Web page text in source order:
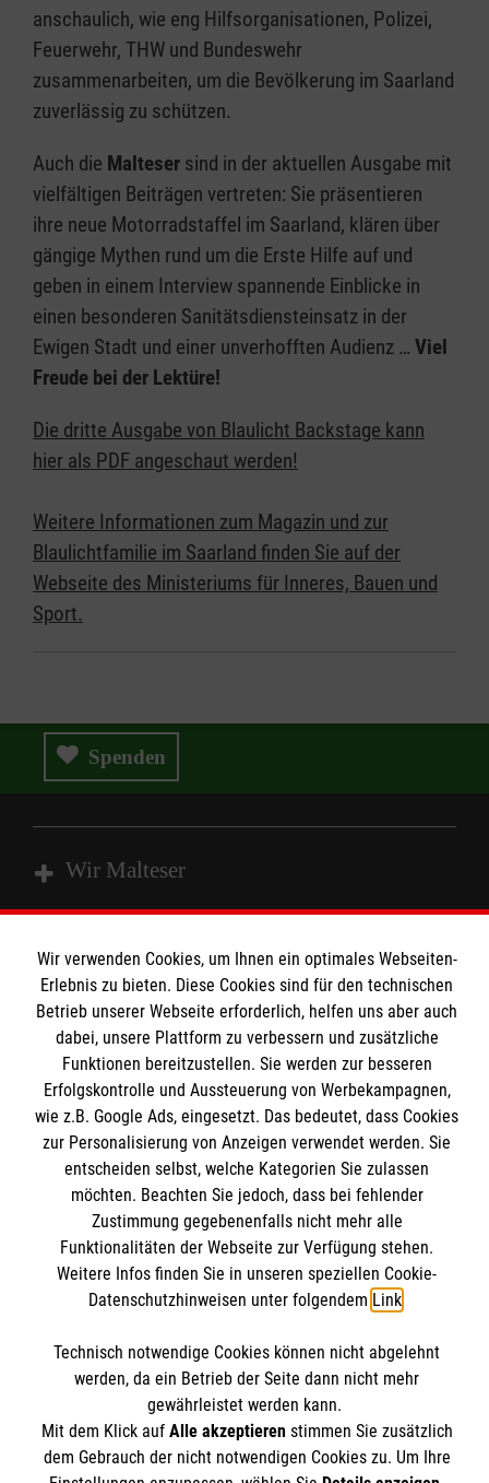
anschaulich, wie eng Hilfsorganisationen, Polizei,
Feuerwehr, THW und Bundeswehr
zusammenarbeiten, um die Bevölkerung im Saarland
zuverlässig zu schützen.
Auch die Malteser sind in der aktuellen Ausgabe mit
vielfältigen Beiträgen vertreten: Sie präsentieren
ihre neue Motorradstaffel im Saarland, klären über
gängige Mythen rund um die Erste Hilfe auf und
geben in einem Interview spannende Einblicke in
einen besonderen Sanitätsdiensteinsatz in der
Ewigen Stadt und einer unverhofften Audienz … Viel
Freude bei der Lektüre!
Die dritte Ausgabe von Blaulicht Backstage kann
hier als PDF angeschaut werden!
Weitere Informationen zum Magazin und zur
Blaulichtfamilie im Saarland finden Sie auf der
Webseite des Ministeriums für Inneres, Bauen und
Sport.
Spenden
Wir Malteser
Angebote & Leistungen
Kursangebote
Mitarbeiten & Stellenangebote
Wir Malteser
Informationen
Kontakt
Presse und Medien
Transparenz
Impressum
Datenschutz
Malteser online
Malteserorden
Malteser Jugend
Malteser International
Mediathek
Spendenkonto
Empfänger: Malteser Hilfsdienst e.V.
IBAN: DE68 3706 0193 4006 4700 20
BIC: GENODED 1PA7
Soziale Netzwerke
Der Malteser Hilfsdienst e.V. ist als eingetragene
Wir verwenden Cookies, um Ihnen ein optimales Webseiten-
Erlebnis zu bieten. Diese Cookies sind für den technischen
Betrieb unserer Webseite erforderlich, helfen uns aber auch
dabei, unsere Plattform zu verbessern und zusätzliche
Funktionen bereitzustellen. Sie werden zur besseren
Erfolgskontrolle und Aussteuerung von Werbekampagnen,
wie z.B. Google Ads, eingesetzt. Das bedeutet, dass Cookies
zur Personalisierung von Anzeigen verwendet werden. Sie
entscheiden selbst, welche Kategorien Sie zulassen
möchten. Beachten Sie jedoch, dass bei fehlender
Zustimmung gegebenenfalls nicht mehr alle
Funktionalitäten der Webseite zur Verfügung stehen.
Weitere Infos finden Sie in unseren speziellen Cookie-
Datenschutzhinweisen unter folgendem Link.
Technisch notwendige Cookies können nicht abgelehnt
werden, da ein Betrieb der Seite dann nicht mehr
gewährleistet werden kann.
Mit dem Klick auf Alle akzeptierenstimmen Sie zusätzlich
dem Gebrauch der nicht notwendigen Cookies zu. Um Ihre